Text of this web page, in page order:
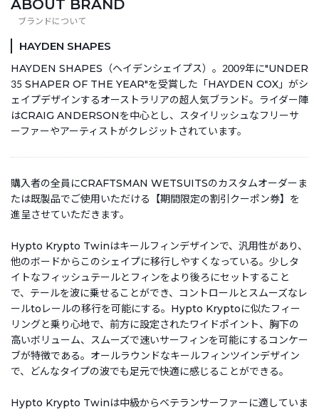
ABOUT BRAND
HAYDEN SHAPES
HAYDEN SHAPES（ヘイデンシェイプス）。2009年に"UNDER
35 SHAPER OF THE YEAR"を受賞した「HAYDEN COX」がシ
ェイプデザインするオーストラリアの超人気ブランド。ライダー陣
はCRAIG ANDERSONを中心とし、スタイリッシュなフリーサ
ーファーやアーティストがクレジットされています。
購入者の全員にCRAFTSMAN WETSUITSのカスタムオーダーま
たは既製品でご使用いただける【期間限定の割引クーポン券】を
進呈させていただきます。
Hypto Krypto Twinはキールフィンデザインで、汎用性があり、
他のボードからこのシェイプに移行しやすくなっている。少しタ
イトなフィッシュテールとフィンをより後ろにセットすること
で、テールを波に乗せることができ、コントロールとスムーズなレ
ールtoレールの移行を可能にする。Hypto Kryptoに似たフィー
リングと乗り心地で、前方に設定されたワイドポイント、胸下の
高いボリューム、スムーズで速いサーフィンを可能にするコンケー
ブが特徴である。オールラウンドなキールフィンツインデザイン
で、どんなタイプの波でも足元で快適に感じることができる。
Hypto Krypto Twinは中級からベテランサーファーに適していま